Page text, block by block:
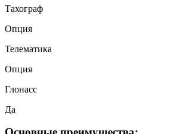
Тахограф
Опция
Телематика
Опция
Глонасс
Да